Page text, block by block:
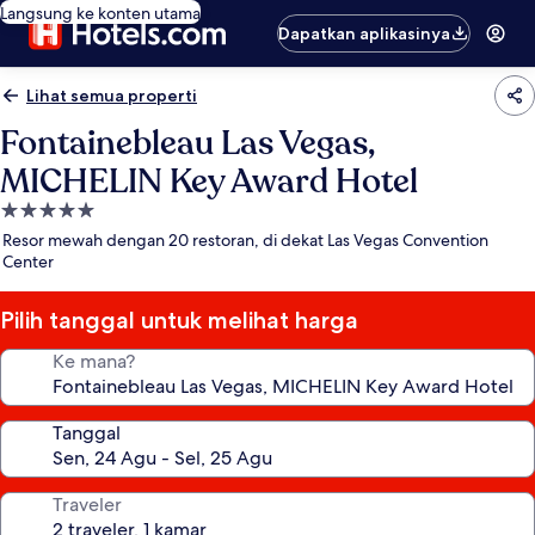
Langsung ke konten utama
Dapatkan aplikasinya
Lihat semua properti
Fontainebleau Las Vegas,
MICHELIN Key Award Hotel
Properti
bintang
5.0
Resor mewah dengan 20 restoran, di dekat Las Vegas Convention
Center
Pilih tanggal untuk melihat harga
Ke mana?
Tanggal
Traveler